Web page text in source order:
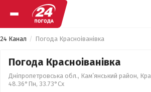
24 Канал Погода Красноіванівка
Погода Красноіванівка
Дніпропетровська обл., Кам’янський район,
48.36°Пн, 33.73°Сх